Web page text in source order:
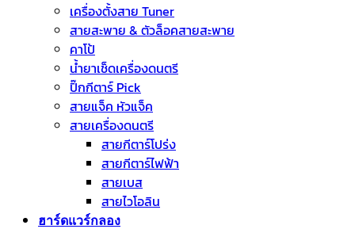
เครื่องตั้งสาย Tuner
สายสะพาย & ตัวล็อคสายสะพาย
คาโป้
น้ำยาเช็ดเครื่องดนตรี
ปิ๊กกีตาร์ Pick
สายแจ็ค หัวแจ็ค
สายเครื่องดนตรี
สายกีตาร์โปร่ง
สายกีตาร์ไฟฟ้า
สายเบส
สายไวโอลิน
ฮาร์ดแวร์กลอง